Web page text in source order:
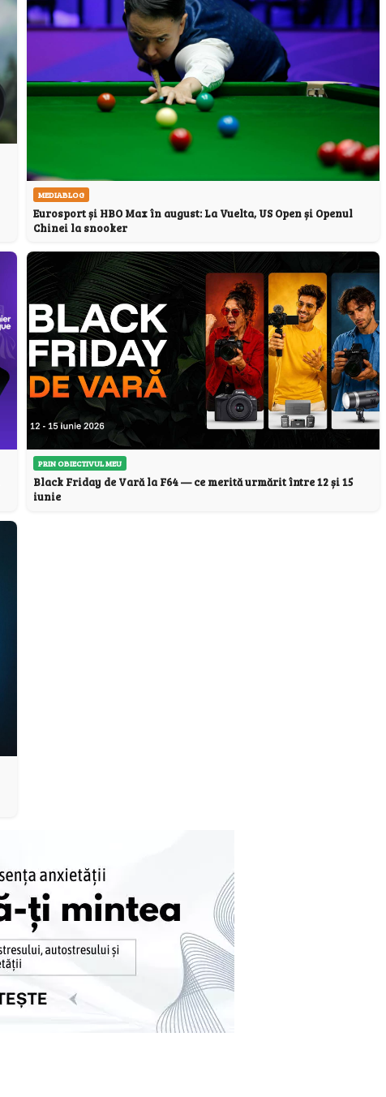
MEDIABLOG
Eurosport și HBO Max în august: La Vuelta, US Open și Openul
Chinei la snooker
PRIN OBIECTIVUL MEU
Black Friday de Vară la F64 — ce merită urmărit între 12 și 15
iunie